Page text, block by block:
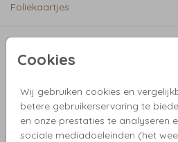
Cookies
Wij gebruiken cookies en
betere gebruikerservaring te
en onze prestaties te analyseren
sociale mediadoeleinden (het
bijzondere gelegenheid. Kies voor
met een kaartje dat de liefde en
gelegenheid perfect weerspiegelt. Ace
Foliekaartjes
Deze kaartjes vind je